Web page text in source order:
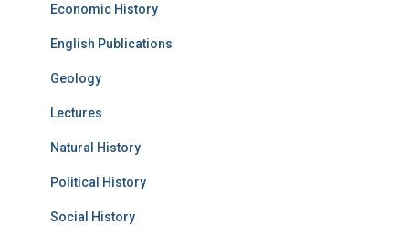
Economic History
English Publications
Geology
Lectures
Natural History
Political History
Social History